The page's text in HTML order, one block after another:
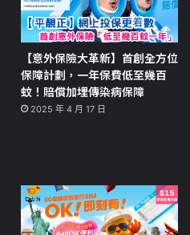
【意外保險大革新】首創全方位
保障計劃，一年保費低至幾百
蚊！賠償加埋傳染病保障
2025 年 4 月 17 日